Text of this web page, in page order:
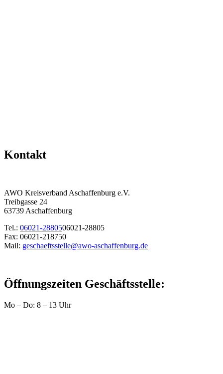
Kontakt
AWO Kreisverband Aschaffenburg e.V.
Treibgasse 24
63739 Aschaffenburg
Tel.: 06021-2880506021-28805
Fax: 06021-218750
Mail: geschaeftsstelle@awo-aschaffenburg.de
Öffnungszeiten Geschäftsstelle:
Mo – Do: 8 – 13 Uhr